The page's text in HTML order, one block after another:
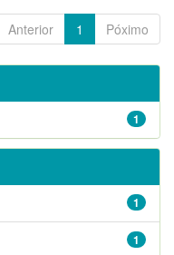
Anterior 1 Póximo
1
1
1